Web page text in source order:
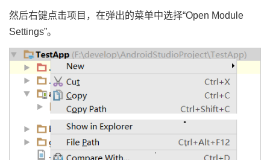
然后右键点击项目，在弹出的菜单中选择“Open Module
Settings”。